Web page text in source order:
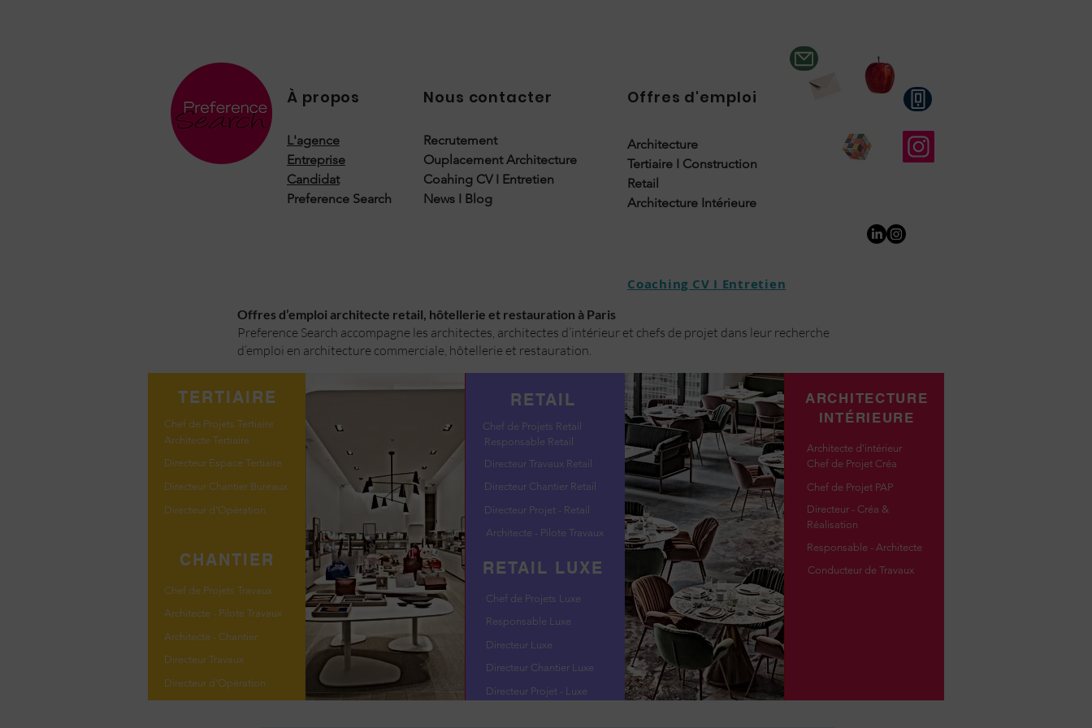
À propos
L'agence
Entreprise
Candidat
Preference Search
Nous contacter
Recrutement
Ouplacement Architecture
Coahing CV I Entretien
News I Blog
Offres d'emploi
Architecture
Tertiaire I Construction
Retail
Architecture Intérieure
Coaching CV I Entretien
Offres d’emploi architecte retail, hôtellerie et restauration à Paris
Preference Search accompagne les architectes, architectes d’intérieur et chefs de projet dans leur recherche
d’emploi en architecture commerciale, hôtellerie et restauration.
TERTIAIRE
Chef de Projets Tertiaire
Architecte Tertiaire
Directeur Espace Tertiaire
Directeur Chantier Bureaux
Directeur d'Opération
CHANTIER
Chef de Projets Travaux
Architecte - Pilote Travaux
Architecte - Chantier
Directeur Travaux
Directeur d'Opération
RETAIL
Chef de Projets Retail
Responsable Retail
Directeur Travaux Retail
Directeur Chantier Retail
Directeur Projet - Retail
Architecte - Pilote Travaux
RETAIL LUXE
Chef de Projets Luxe
Responsable Luxe
Directeur Luxe
Directeur Chantier Luxe
Directeur Projet - Luxe
ARCHITECTURE
INTÉRIEURE
Architecte d'intérieur
Chef de Projet Créa
Chef de Projet PAP
Directeur - Créa &
Réalisation
Responsable - Architecte
Conducteur de Travaux